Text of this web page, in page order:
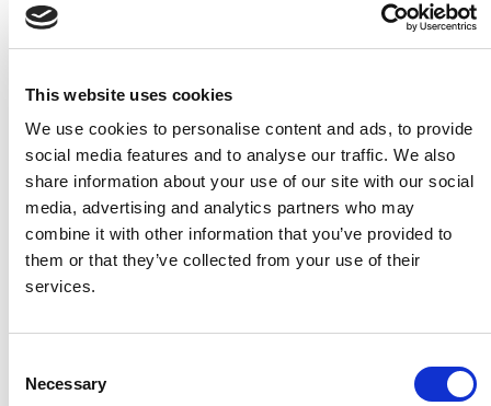
This website uses cookies
We use cookies to personalise content and ads, to provide
social media features and to analyse our traffic. We also
share information about your use of our site with our social
media, advertising and analytics partners who may
combine it with other information that you’ve provided to
them or that they’ve collected from your use of their
services.
Selection
Necessary
bplean agus ba chosúil gurb ionann é agus an chuid
thoir agus thuaidh d’imfhálú ainmhithe nó barr. Buailte
inmheánach laistigh den imfhálú páirce seo seans.
cuid de theorainn pháirce inmheánach a bhí ann
freisin. Sna díoga seo fuarthas gualach, síolta
gualaithe, bloghanna de chnámha ainmhithe, déantáin
mhiotail anseo is ansiúd agus roinnt sligí potaireachta
meánaoiseacha. Bunaithe ar na cineálacha
potaireachta a aimsíodh agus ar dháta radacarbóin a
Chomh maith leis sin, bhí tiníl chun gránach a thriomú
tógtha ag íochtar na díge cuarlíní. Seans gur